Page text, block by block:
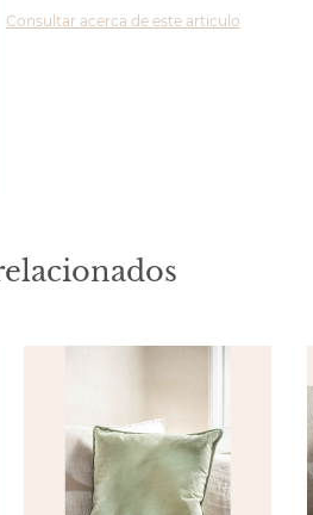
Consultar acerca de este articulo